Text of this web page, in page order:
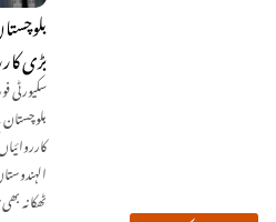
بڑی کارروائی،
ٹھکانہ